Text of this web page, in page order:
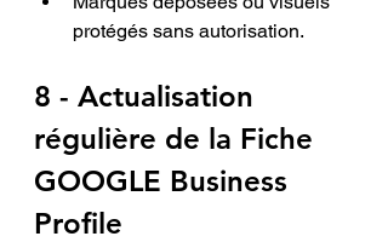
protégés sans autorisation.
8 - Actualisation
régulière de la Fiche
GOOGLE Business
Profile